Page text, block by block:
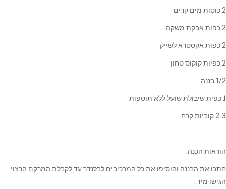
2 כוסות מים קרים
2 כפות אבקת משקה
2 כפות אקסטרא לשייק
2 כפיות קוקוס טחון
1/2 בננה
1 כפית שיבולת שועל ללא תוספות
2-3 קוביות קרח
הוראות הכנה:
חתכו את הבננה והוסיפו את כל המרכיבים לבלנדר עד לקבלת המרקם הרצוי.
הגישו מיד.